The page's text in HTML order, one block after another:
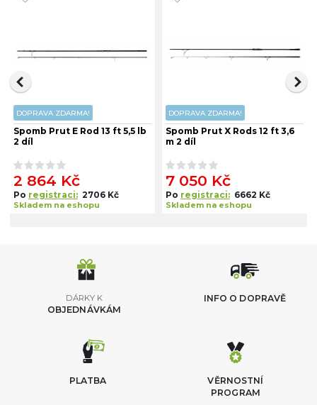
DOPRAVA ZDARMA!
Spomb Prut E Rod 13 ft 5,5 lb
2 díl
2 864 Kč
Po registraci: 2706 Kč
Skladem na eshopu
DOPRAVA ZDARMA!
Spomb Prut X Rods 12 ft 3,6
m 2 díl
7 050 Kč
Po registraci: 6662 Kč
Skladem na eshopu
DÁRKY K
OBJEDNÁVKÁM
INFO O DOPRAVĚ
VĚRNOSTNÍ
PROGRAM
PLATBA